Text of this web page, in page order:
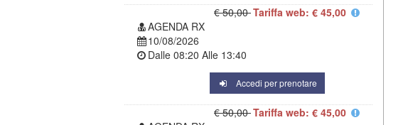
€ 50,00Tariffa web: € 45,00
AGENDA RX
10/08/2026
Dalle 08:20 Alle 13:40
Accedi per prenotare
€ 50,00Tariffa web: € 45,00